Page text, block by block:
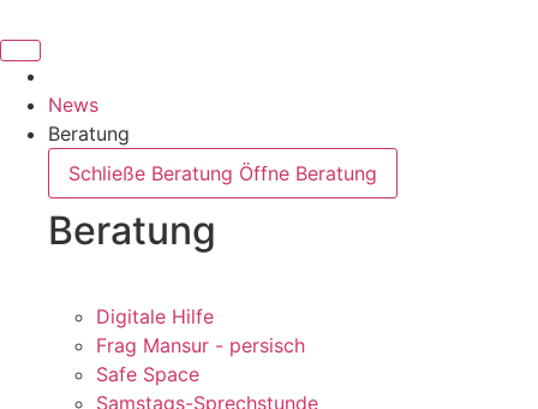
News
Beratung
Schließe Beratung Öffne Beratung
Beratung
Digitale Hilfe
Frag Mansur - persisch
Safe Space
Samstags-Sprechstunde